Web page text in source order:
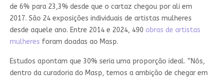
de 6% para 23,3% desde que o cartaz chegou por ali em
2017. São 24 exposições individuais de artistas mulheres
desde aquele ano. Entre 2014 e 2024, 490 obras de artistas
mulheres foram doadas ao Masp.
Estudos apontam que 30% seria uma proporção ideal. “Nós,
dentro da curadoria do Masp, temos a ambição de chegar em